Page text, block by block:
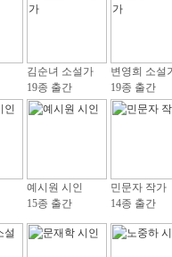
김순녀 소설가
19종 출간
변영희 소설
19종 출간
예시원 시인
15종 출간
민문자 작가
14종 출간